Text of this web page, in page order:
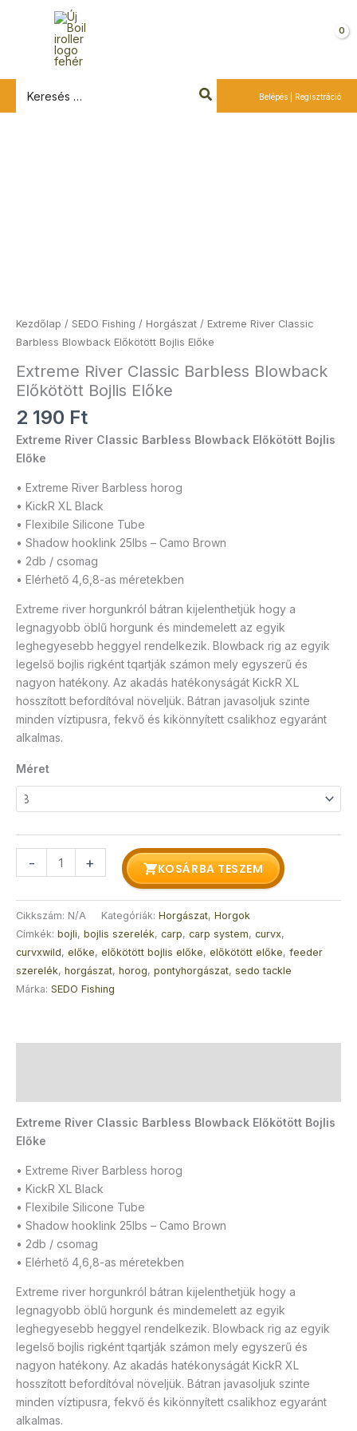
for:
Belépés | Regisztráció
Kezdőlap / SEDO Fishing / Horgászat / Extreme River Classic
Barbless Blowback Előkötött Bojlis Előke
Extreme River Classic Barbless Blowback
Előkötött Bojlis Előke
2 190 Ft
Extreme River Classic Barbless Blowback Előkötött Bojlis
Előke
• Extreme River Barbless horog
• KickR XL Black
• Flexibile Silicone Tube
• Shadow hooklink 25lbs – Camo Brown
• 2db / csomag
• Elérhető 4,6,8-as méretekben
Extreme river horgunkról bátran kijelenthetjük hogy a
legnagyobb öblű horgunk és mindemelett az egyik
leghegyesebb heggyel rendelkezik. Blowback rig az egyik
legelső bojlis rigként tqartják számon mely egyszerű és
nagyon hatékony. Az akadás hatékonyságát KickR XL
hosszított befordítóval növeljük. Bátran javasoljuk szinte
minden víztipusra, fekvő és kikönnyített csalikhoz egyaránt
alkalmas.
Méret
- + KOSÁRBA TESZEM
Cikkszám: N/A Kategóriák: Horgászat, Horgok
Címkék: bojli, bojlis szerelék, carp, carp system, curvx,
curvxwild, előke, előkötött bojlis előke, előkötött előke, feeder
szerelék, horgászat, horog, pontyhorgászat, sedo tackle
Márka: SEDO Fishing
Extreme River Classic Barbless Blowback Előkötött Bojlis
Előke
• Extreme River Barbless horog
• KickR XL Black
• Flexibile Silicone Tube
• Shadow hooklink 25lbs – Camo Brown
• 2db / csomag
• Elérhető 4,6,8-as méretekben
Extreme river horgunkról bátran kijelenthetjük hogy a
legnagyobb öblű horgunk és mindemelett az egyik
leghegyesebb heggyel rendelkezik. Blowback rig az egyik
legelső bojlis rigként tqartják számon mely egyszerű és
nagyon hatékony. Az akadás hatékonyságát KickR XL
hosszított befordítóval növeljük. Bátran javasoljuk szinte
minden víztipusra, fekvő és kikönnyített csalikhoz egyaránt
alkalmas.